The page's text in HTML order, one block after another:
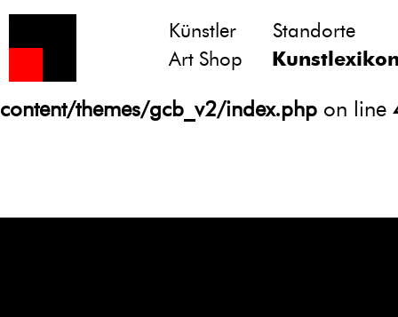
Notice
: Undefined variable: atts in
/homepages/21/d13550920/htdocs/
content/themes/gcb_v2/index.php on line
Künstler
Standorte
Art Shop